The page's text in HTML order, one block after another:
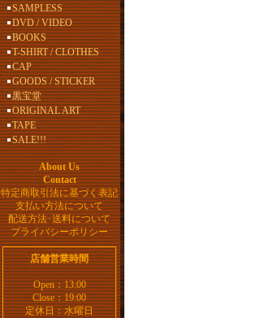
SAMPLESS
DVD / VIDEO
BOOKS
T-SHIRT / CLOTHES
CAP
GOODS / STICKER
黒宝堂
ORIGINAL ART
TAPE
SALE!!!
About Us
Contact
特定商取引法に基づく表記
支払い方法について
配送方法･送料について
プライバシーポリシー
店舗営業時間
Open：13:00
Close：19:00
定休日：水曜日